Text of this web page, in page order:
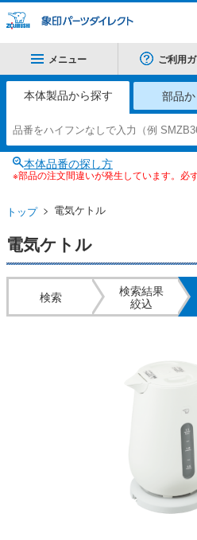
メニュー ご利用
本体製品から探す 部品
本体品番の探し方
※部品の注文間違いが発生しています。必
トップ 電気ケトル
電気ケトル
検索
検索結果
絞込